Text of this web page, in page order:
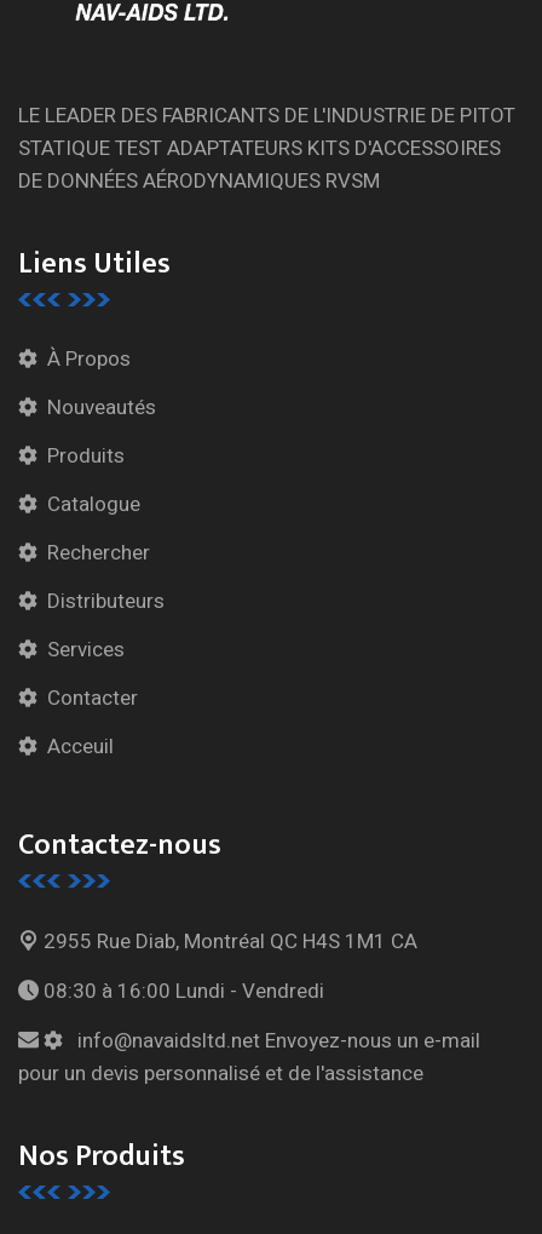
LE LEADER DES FABRICANTS DE L'INDUSTRIE DE PITOT
STATIQUE TEST ADAPTATEURS KITS D'ACCESSOIRES
DE DONNÉES AÉRODYNAMIQUES RVSM
Liens Utiles
À Propos
Nouveautés
Produits
Catalogue
Rechercher
Distributeurs
Services
Contacter
Acceuil
Contactez-nous
2955 Rue Diab, Montréal QC H4S 1M1 CA
08:30 à 16:00 Lundi - Vendredi
info@navaidsltd.net Envoyez-nous un e-mail
pour un devis personnalisé et de l'assistance
Nos Produits